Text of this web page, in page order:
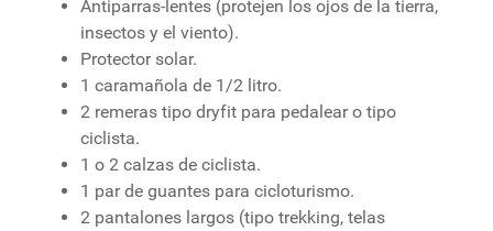
Antiparras-lentes (protejen los ojos de la tierra,
insectos y el viento).
Protector solar.
1 caramañola de 1/2 litro.
2 remeras tipo dryfit para pedalear o tipo
ciclista.
1 o 2 calzas de ciclista.
1 par de guantes para cicloturismo.
2 pantalones largos (tipo trekking, telas